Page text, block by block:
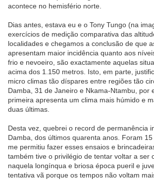
acontece no hemisfério norte.
Dias antes, estava eu e o Tony Tungo (na
exercícios de medição comparativa das
localidades e chegamos a conclusão de que
apresentam maior incidência quanto aos
frio e nevoeiro, são exactamente aquelas
acima dos 1.150 metros. Isto, em parte,
micro climas tão díspares entre regiões tão
Damba, 31 de Janeiro e Nkama-Ntambu, por
primeira apresenta um clima mais húmido e
duas últimas.
Desta vez, quebrei o record de permanência
Damba, dos últimos quarenta anos. Foram
me permitiu fazer esses ensaios e
também tive o privilégio de tentar voltar a ser
naquela longínqua e briosa época pueril e
tentativa vã porque os tempos não voltam